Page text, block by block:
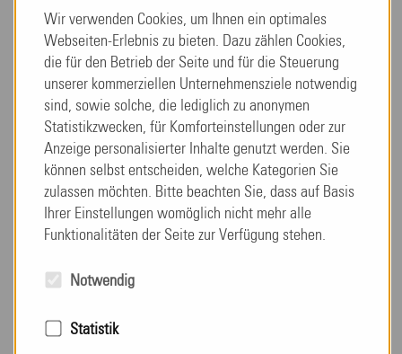
Keramik bemalen
Dienstag, 23. Juni 2026
Am 22.06. und 23.06.26 durften wir die Schülerinnen
und Schüler der Mendelssohn-Bartholdy-Schule zu
einem besonderen Gemeinschaftsprojekt in der Taunus
Residenz begrüßen. Gemeinsam mit unseren
Bewohnerinnen und Bewohnern wurden
Keramikgeschirr li…
weiterlesen
Wir verwenden Cookies, um Ihnen ein optimales
Webseiten-Erlebnis zu bieten. Dazu zählen Cookies,
die für den Betrieb der Seite und für die Steuerung
unserer kommerziellen Unternehmensziele notwendig
sind, sowie solche, die lediglich zu anonymen
Statistikzwecken, für Komforteinstellungen oder zur
Anzeige personalisierter Inhalte genutzt werden. Sie
können selbst entscheiden, welche Kategorien Sie
zulassen möchten. Bitte beachten Sie, dass auf Basis
Ihrer Einstellungen womöglich nicht mehr alle
Funktionalitäten der Seite zur Verfügung stehen.
Notwendig
Statistik